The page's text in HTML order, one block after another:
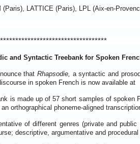
(Paris), LATTICE (Paris), LPL (Aix-en-
and Syntactic Treebank for Spoken
that Rhapsodie, a syntactic and
in spoken French is now available at
is made up of 57 short samples of spoken
orthographical phoneme-aligned
of different genres (private and
descriptive, argumentative and